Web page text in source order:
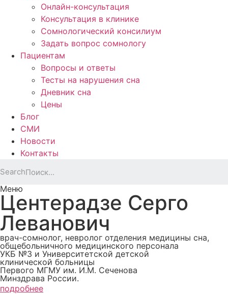
Онлайн-консультация
Консультация в клинике
Сомнологический консилиум
Задать вопрос сомнологу
Пациентам
Вопросы и ответы
Тесты на нарушения сна
Дневник сна
Цены
Блог
СМИ
Новости
Контакты
Search
Меню
Центерадзе Серго
Леванович
врач-сомнолог, невролог отделения медицины сна,
общебольничного медицинского персонала
УКБ №3 и Университетской детской
клинической больницы
Первого МГМУ им. И.М. Сеченова
Минздрава России.
подробнее